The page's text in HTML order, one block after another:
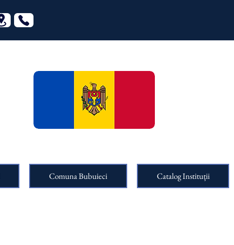
Comuna Bubuieci Catalog Instituții